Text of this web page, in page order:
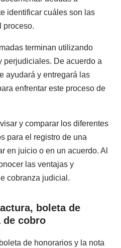
especiales. Por ejemplo, la
certificados de deudas
etc.
mencionados en el artículo
aquellos que no
Es decir, no cuentan
ha establecido para su
de
documentar deudas u